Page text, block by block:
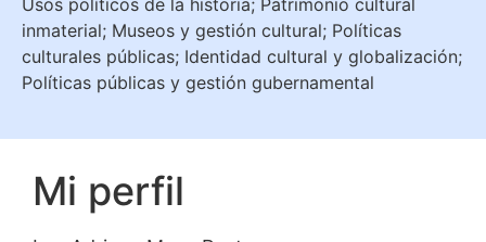
Usos políticos de la historia; Patrimonio cultural
inmaterial; Museos y gestión cultural; Políticas
culturales públicas; Identidad cultural y globalización;
Políticas públicas y gestión gubernamental
Mi perfil